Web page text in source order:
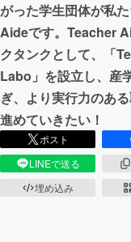
CAMPFIRE
CAMPFIRE
がった学生団体が私
Aideです。Teacher
クタンクとして、「
Labo」を設立し、産
ぎ、より実行力のあ
進めていきたい！
ポスト
LINEで送る
埋め込み